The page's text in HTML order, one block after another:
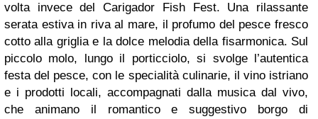
volta invece del Carigador Fish Fest. Una rilassante
serata estiva in riva al mare, il profumo del pesce fresco
cotto alla griglia e la dolce melodia della fisarmonica. Sul
piccolo molo, lungo il porticciolo, si svolge l’autentica
festa del pesce, con le specialità culinarie, il vino istriano
e i prodotti locali, accompagnati dalla musica dal vivo,
che animano il romantico e suggestivo borgo di